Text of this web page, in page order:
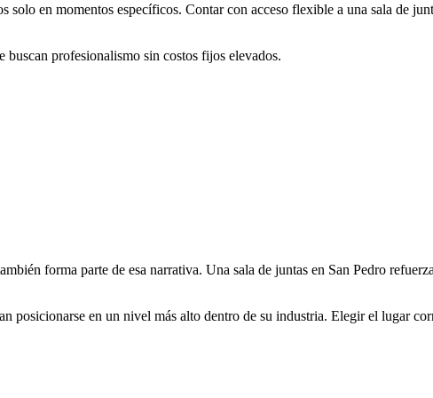
solo en momentos específicos. Contar con acceso flexible a una sala de
buscan profesionalismo sin costos fijos elevados.
forma parte de esa narrativa. Una sala de juntas en San Pedro
posicionarse en un nivel más alto dentro de su industria. Elegir el lugar